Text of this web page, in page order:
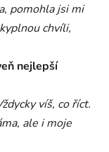
pomohla jsi mi
chvíli,
nejlepší
víš, co říct.
ale i moje